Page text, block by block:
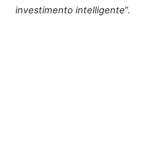
investimento intelligente”.